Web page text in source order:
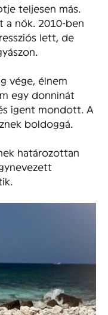
teljesen más.
a nők. 2010-ben
lett, de
vége, élnem
egy donninát
igent mondott. A
boldoggá.
határozottan